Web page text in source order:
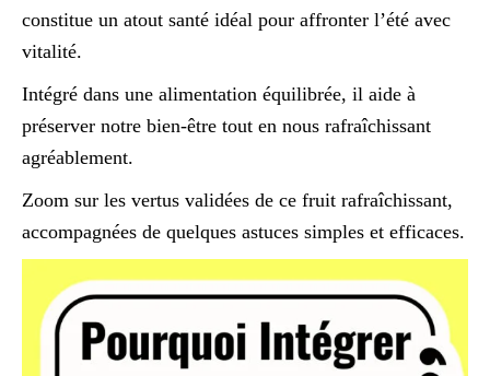
constitue un atout santé idéal pour affronter l’été avec
vitalité.
Intégré dans une alimentation équilibrée, il aide à
préserver notre bien-être tout en nous rafraîchissant
agréablement.
Zoom sur les vertus validées de ce fruit rafraîchissant,
accompagnées de quelques astuces simples et efficaces.